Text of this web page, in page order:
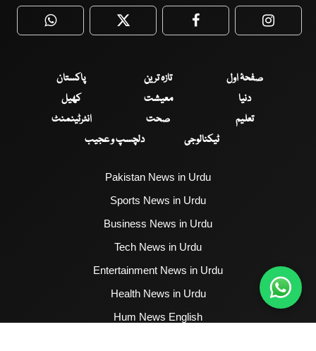
WhatsApp Twitter Facebook
صفحۂ اول تازہ ترین
پاکستان
دنیا
معیشت
کھیل
تعلیم
صحت
انٹرٹینمنٹ
ٹیکنالوجی
دلچسپ و عجیب
Pakistan News in Urdu
Sports News in Urdu
Business News in Urdu
Tech News in Urdu
Entertainment News in Urdu
Health News in Urdu
Hum News English